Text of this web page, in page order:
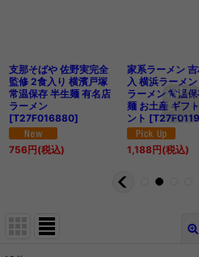
支那そばや 佐野実完全
監修 2食入り 横濱戸塚
常温保存 半生麺 有名店
ラーメン
[T27F016880]
756 円(税込)
家系ラーメン
入 横浜ラーメ
ラーメン 常温
麺 お土産 ギフ
ント [
1,188 円(税込)